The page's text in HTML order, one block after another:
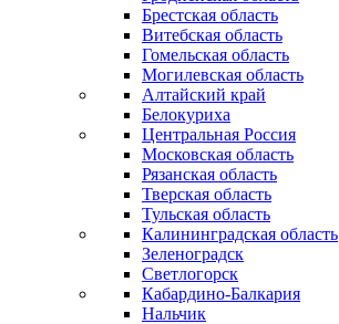
Брестская область
Витебская область
Гомельская область
Могилевская область
Алтайский край
Белокуриха
Центральная Россия
Московская область
Рязанская область
Тверская область
Тульская область
Калининградская область
Зеленоградск
Светлогорск
Кабардино-Балкария
Нальчик